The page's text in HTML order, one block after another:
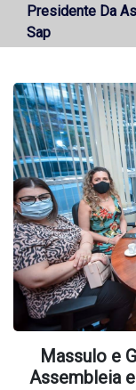
Presidente Da
Sap
Massulo e
Assembleia